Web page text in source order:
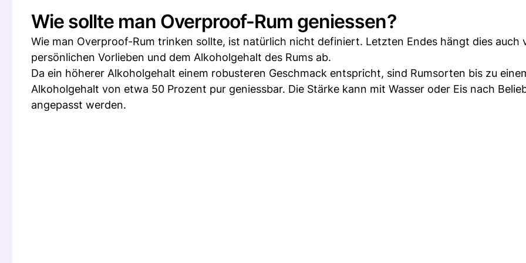
Wie sollte man Overproof-Rum geniessen?
Wie man Overproof-Rum trinken sollte, ist natürlich nicht definiert. Letzten Endes hängt dies auch
persönlichen Vorlieben und dem Alkoholgehalt des Rums ab.
Da ein höherer Alkoholgehalt einem robusteren Geschmack entspricht, sind Rumsorten bis zu
Alkoholgehalt von etwa 50 Prozent pur geniessbar. Die Stärke kann mit Wasser oder Eis nach
angepasst werden.